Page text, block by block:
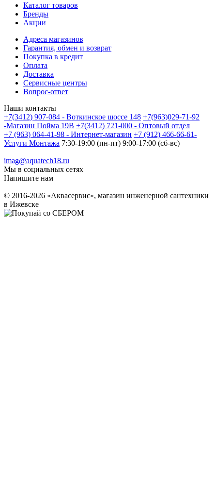
Каталог товаров
Бренды
Акции
Адреса магазинов
Гарантия, обмен и возврат
Покупка в кредит
Оплата
Доставка
Сервисные центры
Вопрос-ответ
Наши контакты
+7(3412) 907-084 - Воткинское шоссе 148 +7(963)029-71-92
-Магазин Пойма 19В +7(3412) 721-000 - Оптовый отдел
+7 (963) 064-41-98 - Интернет-магазин +7 (912) 466-66-61-
Услуги Монтажа 7:30-19:00 (пн-пт) 9:00-17:00 (сб-вс)
imag@aquatech18.ru
Мы в социальных сетях
Напишите нам
© 2016-2026 «Аквасервис», магазин инженерной сантехники
в Ижевске